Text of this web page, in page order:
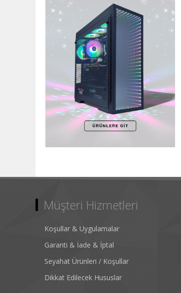
Müşteri Hizmetleri
Koşullar & Uygulamalar
Garanti & İade & İptal
Seyahat Ürünleri / Koşullar
Dikkat Edilecek Hususlar